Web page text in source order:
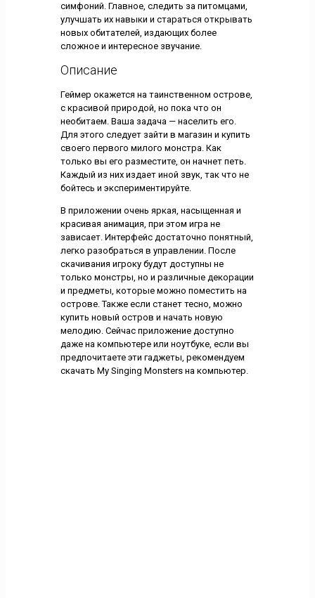
симфоний. Главное, следить за питомцами,
улучшать их навыки и стараться открывать
новых обитателей, издающих более
сложное и интересное звучание.
Описание
Геймер окажется на таинственном острове,
с красивой природой, но пока что он
необитаем. Ваша задача — населить его.
Для этого следует зайти в магазин и купить
своего первого милого монстра. Как
только вы его разместите, он начнет петь.
Каждый из них издает иной звук, так что не
бойтесь и экспериментируйте.
В приложении очень яркая, насыщенная и
красивая анимация, при этом игра не
зависает. Интерфейс достаточно понятный,
легко разобраться в управлении. После
скачивания игроку будут доступны не
только монстры, но и различные декорации
и предметы, которые можно поместить на
острове. Также если станет тесно, можно
купить новый остров и начать новую
мелодию. Сейчас приложение доступно
даже на компьютере или ноутбуке, если вы
предпочитаете эти гаджеты, рекомендуем
скачать My Singing Monsters на компьютер.